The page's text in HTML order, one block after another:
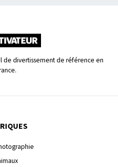
de divertissement de référence en